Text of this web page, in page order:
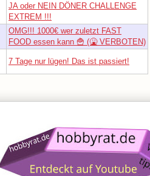
JA oder NEIN DÖNER CHALLENGE
EXTREM !!!
OMG!!! 1000€ wer zuletzt FAST
FOOD essen kann 🍟 (🤮 VERBOTEN)
7 Tage nur lügen! Das ist passiert!